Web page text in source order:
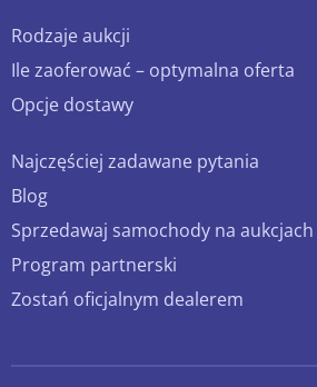
Rodzaje aukcji
Ile zaoferować – optymalna oferta
Opcje dostawy
Najczęściej zadawane pytania
Blog
Sprzedawaj samochody na
Program partnerski
Zostań oficjalnym dealerem